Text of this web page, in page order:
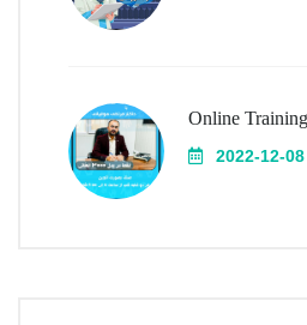
Online Training
2022-12-08